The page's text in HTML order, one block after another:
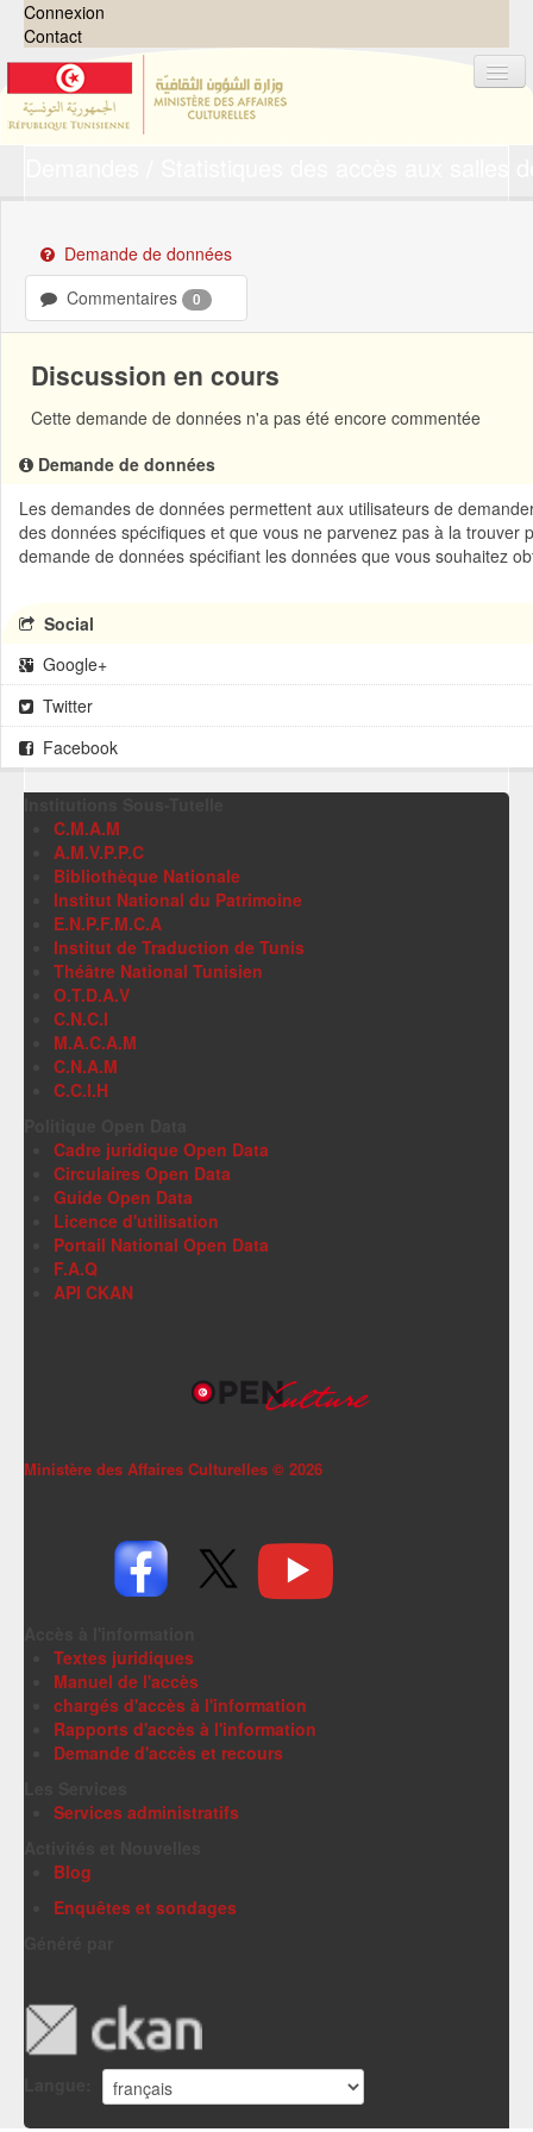
Connexion
Contact
Groupes
Demandes
À propos
Demande de données
Commentaires
0
Discussion en cours
Cette demande de données n'a pas été encore commentée
Demande de données
Les demandes de données permettent aux utilisateurs de
des données spécifiques et que vous ne parvenez pas à la
demande de données spécifiant les données que vous souhaitez
Social
Google+
Twitter
Facebook
C.M.A.M
A.M.V.P.P.C
Bibliothèque Nationale
Institut National du Patrimoine
E.N.P.F.M.C.A
Institut de Traduction de Tunis
Théâtre National Tunisien
O.T.D.A.V
C.N.C.I
M.A.C.A.M
C.N.A.M
C.C.I.H
Cadre juridique Open Data
Circulaires Open Data
Guide Open Data
Licence d'utilisation
Portail National Open Data
F.A.Q
API CKAN
Ministère des Affaires Culturelles © 2026
Textes juridiques
Manuel de l'accès
chargés d'accès à l'information
Rapports d'accès à l'information
Demande d'accès et recours
Services administratifs
Blog
Enquêtes et sondages